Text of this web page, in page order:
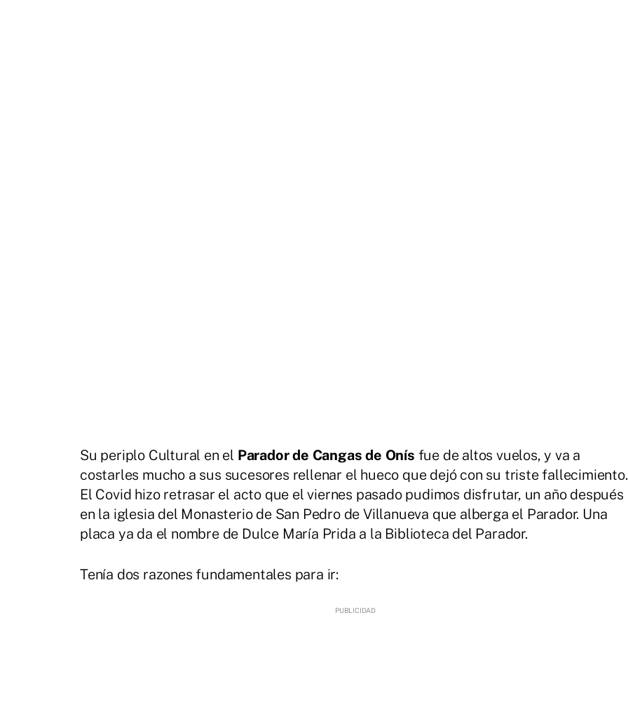
Su periplo Cultural en el Parador de Cangas de Onís fue de altos vuelos, y va a
costarles mucho a sus sucesores rellenar el hueco que dejó con su triste fallecimiento.
El Covid hizo retrasar el acto que el viernes pasado pudimos disfrutar, un año después
en la iglesia del Monasterio de San Pedro de Villanueva que alberga el Parador. Una
placa ya da el nombre de Dulce María Prida a la Biblioteca del Parador.
Tenía dos razones fundamentales para ir: